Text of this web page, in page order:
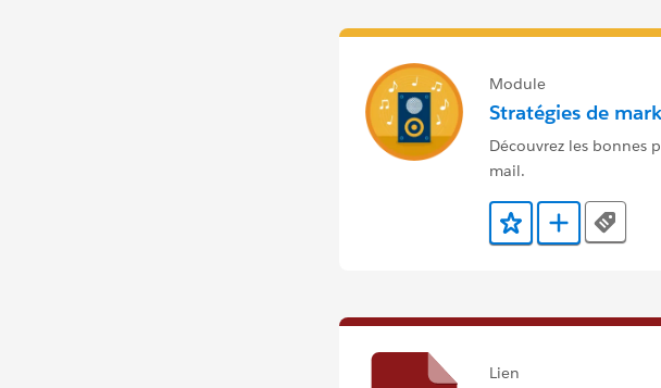
Module
Stratégies de
Découvrez les bonnes
mail.
Ajouter aux favoris
Ajouter au
Tags
Lien